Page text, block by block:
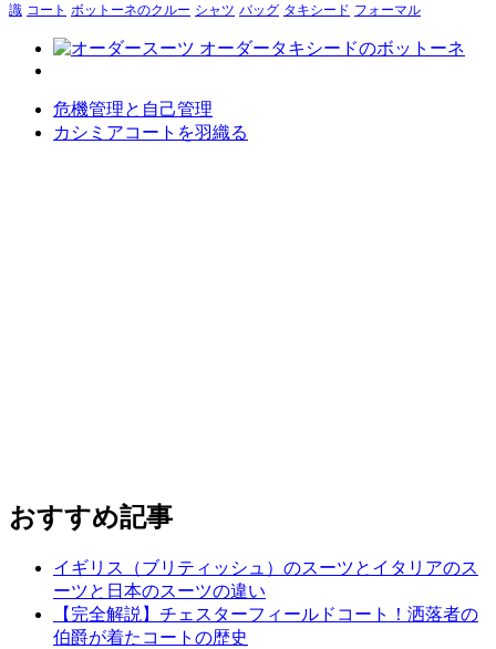
識 コート ボットーネのクルー シャツ バッグ タキシード フォーマル
危機管理と自己管理
カシミアコートを羽織る
おすすめ記事
イギリス（ブリティッシュ）のスーツとイタリアのス
ーツと日本のスーツの違い
【完全解説】チェスターフィールドコート！洒落者の
伯爵が着たコートの歴史